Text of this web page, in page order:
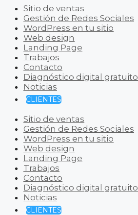
Sitio de ventas
Gestión de Redes Sociales
WordPress en tu sitio
Web design
Landing Page
Trabajos
Contacto
Diagnóstico digital gratuito
Noticias
CLIENTES
Sitio de ventas
Gestión de Redes Sociales
WordPress en tu sitio
Web design
Landing Page
Trabajos
Contacto
Diagnóstico digital gratuito
Noticias
CLIENTES